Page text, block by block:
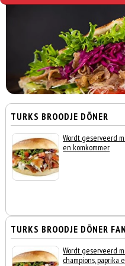
TURKS BROODJE DÖNER
Wordt geserveerd
en komkommer
TURKS BROODJE DÖNER
Wordt geserveerd
champions, paprika